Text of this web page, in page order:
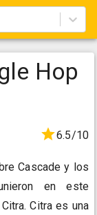
Hop
6.5/10
Cascade y los
en este
Citra es una